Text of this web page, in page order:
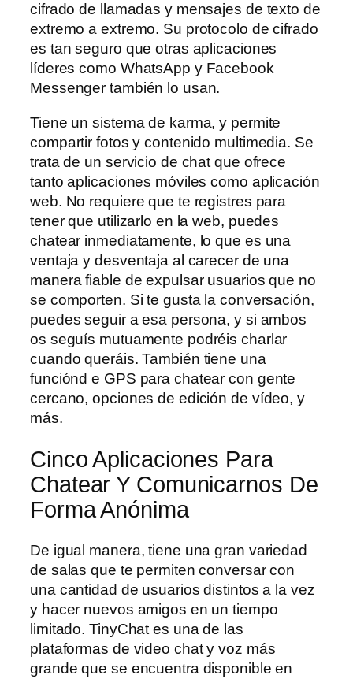
cifrado de llamadas y mensajes de texto de
extremo a extremo. Su protocolo de cifrado
es tan seguro que otras aplicaciones
líderes como WhatsApp y Facebook
Messenger también lo usan.
Tiene un sistema de karma, y permite
compartir fotos y contenido multimedia. Se
trata de un servicio de chat que ofrece
tanto aplicaciones móviles como aplicación
web. No requiere que te registres para
tener que utilizarlo en la web, puedes
chatear inmediatamente, lo que es una
ventaja y desventaja al carecer de una
manera fiable de expulsar usuarios que no
se comporten. Si te gusta la conversación,
puedes seguir a esa persona, y si ambos
os seguís mutuamente podréis charlar
cuando queráis. También tiene una
funciónd e GPS para chatear con gente
cercano, opciones de edición de vídeo, y
más.
Cinco Aplicaciones Para
Chatear Y Comunicarnos De
Forma Anónima
De igual manera, tiene una gran variedad
de salas que te permiten conversar con
una cantidad de usuarios distintos a la vez
y hacer nuevos amigos en un tiempo
limitado. TinyChat es una de las
plataformas de video chat y voz más
grande que se encuentra disponible en